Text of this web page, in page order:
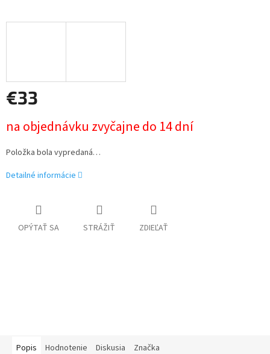
€33
cena:
na objednávku zvyčajne do 14 dní
Položka bola vypredaná…
Detailné informácie
OPÝTAŤ SA STRÁŽIŤ ZDIEĽAŤ
Popis Hodnotenie Diskusia Značka